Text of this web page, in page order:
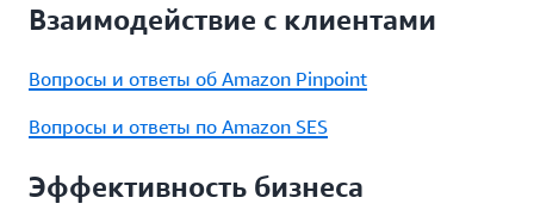
Взаимодействие с клиентами
Вопросы и ответы об Amazon Pinpoint
Вопросы и ответы по Amazon SES
Эффективность бизнеса